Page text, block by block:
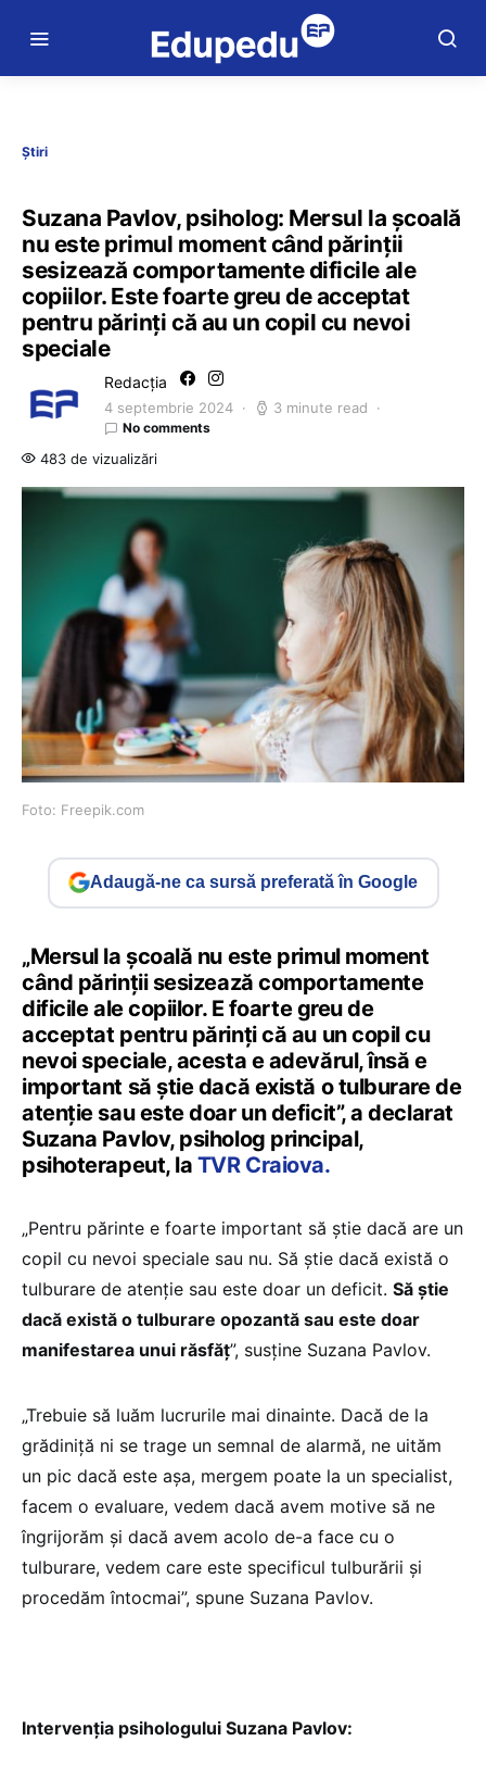
Știri
Suzana Pavlov, psiholog: Mersul la școală
nu este primul moment când părinții
sesizează comportamente dificile ale
copiilor. Este foarte greu de acceptat
pentru părinți că au un copil cu nevoi
speciale
Redacția
4 septembrie 2024 3 minute read
No comments
483 de vizualizări
Foto: Freepik.com
Adaugă-ne ca sursă preferată în Google
„Mersul la școală nu este primul moment
când părinții sesizează comportamente
dificile ale copiilor. E foarte greu de
acceptat pentru părinți că au un copil cu
nevoi speciale, acesta e adevărul, însă e
important să știe dacă există o tulburare de
atenție sau este doar un deficit”, a declarat
Suzana Pavlov, psiholog principal,
psihoterapeut, la TVR Craiova.
„Pentru părinte e foarte important să știe dacă are un
copil cu nevoi speciale sau nu. Să știe dacă există o
tulburare de atenție sau este doar un deficit. Să știe
dacă există o tulburare opozantă sau este doar
manifestarea unui răsfăț”, susține Suzana Pavlov.
„Trebuie să luăm lucrurile mai dinainte. Dacă de la
grădiniță ni se trage un semnal de alarmă, ne uităm
un pic dacă este așa, mergem poate la un specialist,
facem o evaluare, vedem dacă avem motive să ne
îngrijorăm și dacă avem acolo de-a face cu o
tulburare, vedem care este specificul tulburării și
procedăm întocmai”, spune Suzana Pavlov.
Intervenția psihologului Suzana Pavlov: